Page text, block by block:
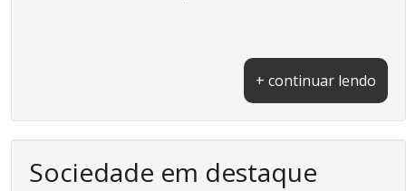
+ continuar lendo
Sociedade em destaque